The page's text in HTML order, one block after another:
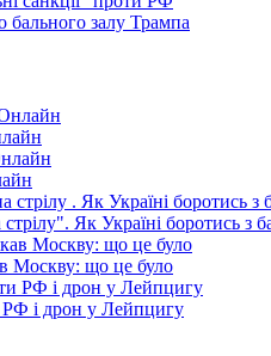
залу Трампа
Як Україні боротись з
Москву: що це було
РФ і дрон у Лейпцигу